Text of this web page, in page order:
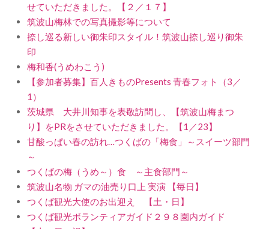
せていただきました。【２／１７】
筑波山梅林での写真撮影等について
捺し巡る新しい御朱印スタイル！筑波山捺し巡り御朱
印
梅和香(うめわこう)
【参加者募集】百人きものPresents 青春フォト（3／
1）
茨城県 大井川知事を表敬訪問し、【筑波山梅まつ
り】をPRをさせていただきました。【1／23】
甘酸っぱい春の訪れ…つくばの「梅食」～スイーツ部門
～
つくばの梅（うめ～）食 ～主食部門～
筑波山名物 ガマの油売り口上 実演 【毎日】
つくば観光大使のお出迎え 【土・日】
つくば観光ボランティアガイド２９８園内ガイド